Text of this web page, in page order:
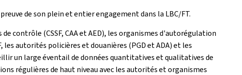
de son plein et entier engagement dans la LBC/FT.
contrôle (CSSF, CAA et AED), les organismes d'autorégulation
les autorités policières et douanières (PGD et ADA) et les
un large éventail de données quantitatives et qualitatives de
régulières de haut niveau avec les autorités et organismes